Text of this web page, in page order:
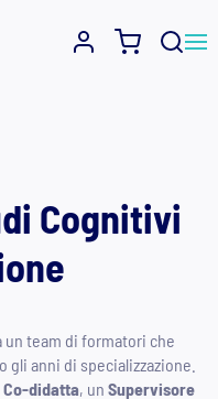
Cognitivi
team di formatori che
anni di specializzazione.
Co-didatta, un Supervisore